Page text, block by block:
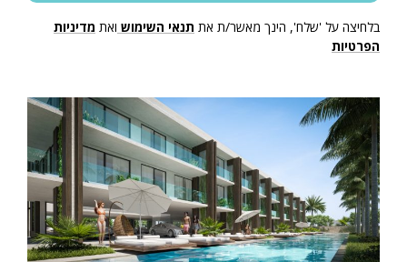
בלחיצה על 'שלח', הינך מאשר/ת את תנאי השימוש ואת מדיניות
הפרטיות